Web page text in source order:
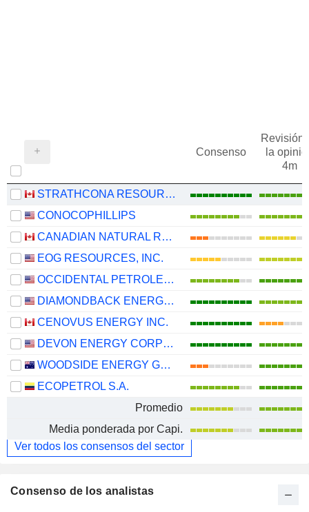
Consenso
Revisión
la
4m
STRATHCONA RESOURCES LTD.
CONOCOPHILLIPS
CANADIAN NATURAL RESOURCES LIMITED
EOG RESOURCES, INC.
OCCIDENTAL PETROLEUM CORPORATION
DIAMONDBACK ENERGY, INC.
CENOVUS ENERGY INC.
DEVON ENERGY CORPORATION
WOODSIDE ENERGY GROUP LTD
ECOPETROL S.A.
Promedio
Media ponderada por Capi.
Ver todos los consensos del sector
Consenso de los analistas